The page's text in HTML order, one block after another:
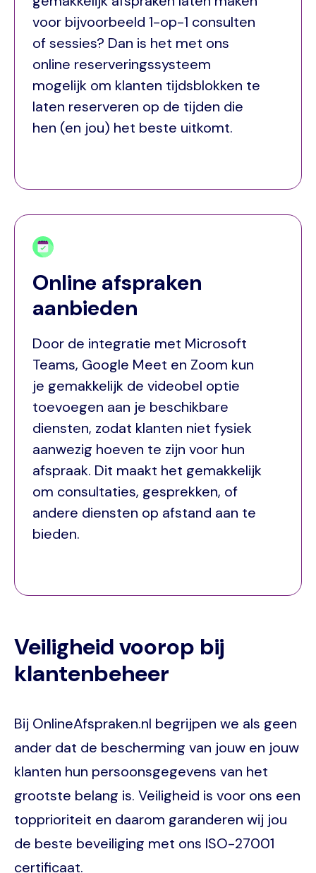
voor bijvoorbeeld 1-op-1 consulten
of sessies? Dan is het met ons
online reserveringssysteem
mogelijk om klanten tijdsblokken te
laten reserveren op de tijden die
hen (en jou) het beste uitkomt.
Online afspraken
aanbieden
Door de integratie met Microsoft
Teams, Google Meet en Zoom kun
je gemakkelijk de videobel optie
toevoegen aan je beschikbare
diensten, zodat klanten niet fysiek
aanwezig hoeven te zijn voor hun
afspraak. Dit maakt het gemakkelijk
om consultaties, gesprekken, of
andere diensten op afstand aan te
bieden.
Veiligheid voorop bij
klantenbeheer
Bij OnlineAfspraken.nl begrijpen we als geen
ander dat de bescherming van jouw en jouw
klanten hun persoonsgegevens van het
grootste belang is. Veiligheid is voor ons een
topprioriteit en daarom garanderen wij jou
de beste beveiliging met ons ISO-27001
certificaat.